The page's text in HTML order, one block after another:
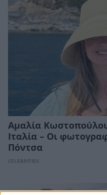
Αμαλία
Ιταλία – Οι
Πόντσα
CELEBRITIES